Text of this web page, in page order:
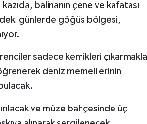
balinanın çene ve kafatası
günlerde göğüs bölgesi,
sadece kemikleri çıkarmakla
deniz memelilerinin
ve müze bahçesinde üç